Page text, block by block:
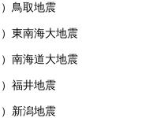
鳥取地震
東南海大地震
南海道大地震
福井地震
新潟地震